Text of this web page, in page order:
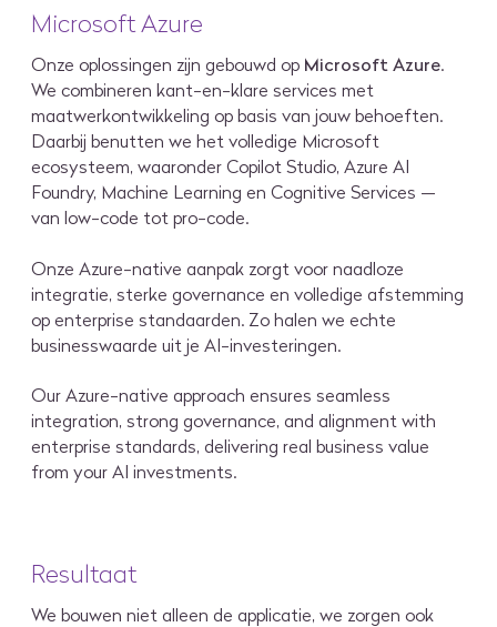
Microsoft Azure
Onze oplossingen zijn gebouwd op Microsoft Azure.
We combineren kant-en-klare services met
maatwerk­ontwikkeling op basis van jouw behoeften.
Daarbij benutten we het volledige Microsoft
ecosysteem, waaronder Copilot Studio, Azure AI
Foundry, Machine Learning en Cognitive Services —
van low-code tot pro-code.
Onze Azure-native aanpak zorgt voor naadloze
integratie, sterke governance en volledige afstemming
op enterprise standaarden. Zo halen we echte
businesswaarde uit je AI-investeringen.
Our Azure-native approach ensures seamless
integration, strong governance, and alignment with
enterprise standards, delivering real business value
from your AI investments.
Resultaat
We bouwen niet alleen de applicatie, we zorgen ook